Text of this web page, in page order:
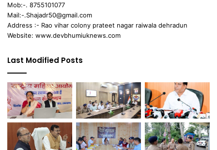
Mob:-. 8755101077
Mail:-.Shajadr50@gmail.com
Address :- Rao vihar colony prateet nagar raiwala dehradun
Website: www.devbhumiuknews.com
Last Modified Posts